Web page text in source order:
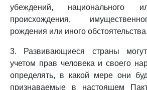
убеждений, национального
происхождения,
рождения или иного обстоятельства.
3. Развивающиеся страны
учетом прав человека и своего
определять, в какой мере они
признаваемые в настоящем